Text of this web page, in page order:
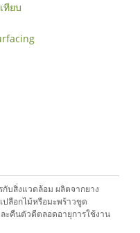
ทียบ
กับสิ่งแวดล้อม ผลิตจากยาง
ปลือกไม้หรือมะพร้าวขูด
ะคืนตัวดีตลอดอายุการใช้งาน